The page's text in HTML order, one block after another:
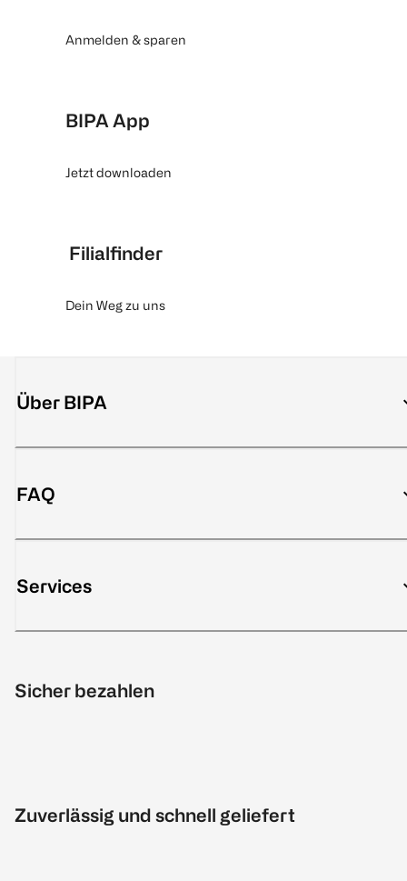
Anmelden & sparen
BIPA App
Jetzt downloaden
Filialfinder
Dein Weg zu uns
Über BIPA
FAQ
Services
Sicher bezahlen
Zuverlässig und schnell geliefert